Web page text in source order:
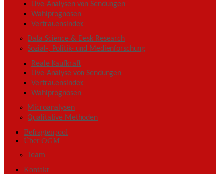
Live-Analysen von Sendungen
Wahlprognosen
Vertrauensindex
Data Science & Desk Research
Sozial-, Politik- und Medienforschung
Reale Kaufkraft
Live-Analyse von Sendungen
Vertrauensindex
Wahlprognosen
Microanalysen
Qualitative Methoden
Befragtenpool
Über OGM
Team
Kontakt